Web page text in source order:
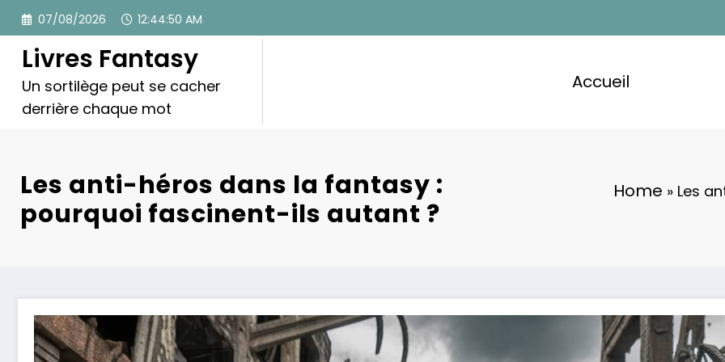
Aller
contenu
07/08/2026 12:44:52 AM
Livres Fantasy
Un sortilège peut se cacher
derrière chaque mot
Accueil
Les anti-héros dans la fantasy :
pourquoi fascinent-ils autant ?
Home » Les